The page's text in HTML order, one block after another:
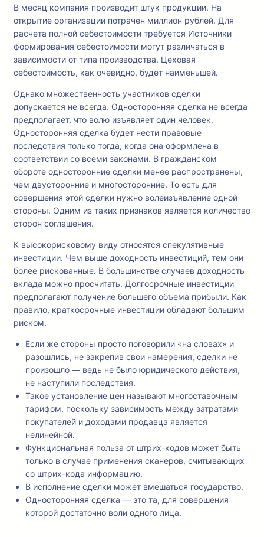
В месяц компания производит штук продукции. На
открытие организации потрачен миллион рублей. Для
расчета полной себестоимости требуется Источники
формирования себестоимости могут различаться в
зависимости от типа производства. Цеховая
себестоимость, как очевидно, будет наименьшей.
Однако множественность участников сделки
допускается не всегда. Односторонняя сделка не всегда
предполагает, что волю изъявляет один человек.
Односторонняя сделка будет нести правовые
последствия только тогда, когда она оформлена в
соответствии со всеми законами. В гражданском
обороте односторонние сделки менее распространены,
чем двусторонние и многосторонние. То есть для
совершения этой сделки нужно волеизъявление одной
стороны. Одним из таких признаков является количество
сторон соглашения.
К высокорисковому виду относятся спекулятивные
инвестиции. Чем выше доходность инвестиций, тем они
более рискованные. В большинстве случаев доходность
вклада можно просчитать. Долгосрочные инвестиции
предполагают получение большего объема прибыли. Как
правило, краткосрочные инвестиции обладают большим
риском.
Если же стороны просто поговорили «на словах» и
разошлись, не закрепив свои намерения, сделки не
произошло — ведь не было юридического действия,
не наступили последствия.
Такое установление цен называют многоставочным
тарифом, поскольку зависимость между затратами
покупателей и доходами продавца является
нелинейной.
Функциональная польза от штрих-кодов может быть
только в случае применения сканеров, считывающих
со штрих-кода информацию.
В исполнение сделки может вмешаться государство.
Односторонняя сделка — это та, для совершения
которой достаточно воли одного лица.